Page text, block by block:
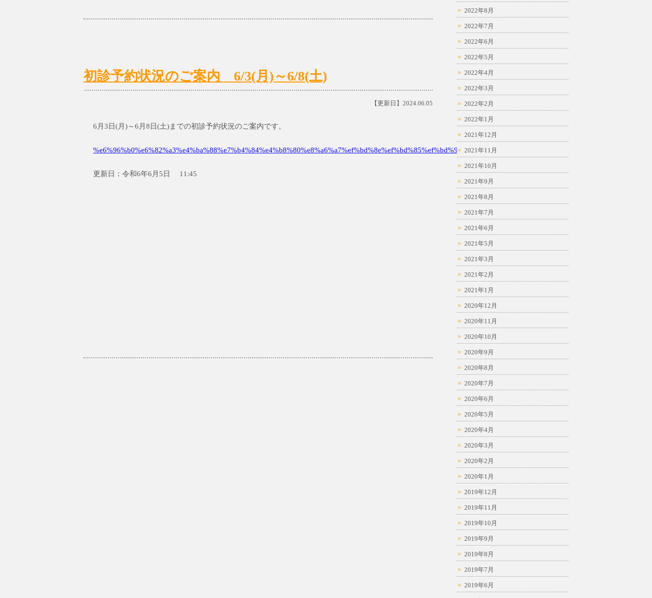
初診予約状況のご案内 6/3(月)～6/8(土)
【更新日】2024.06.05
6月3日(月)～6月8日(土)までの初診予約状況のご案内です。
%e6%96%b0%e6%82%a3%e4%ba%88%e7%b4%84%e4%b8%80%e8%a6%a7%ef%bd%8e%ef%bd%85%ef%bd%94
更新日：令和6年6月5日 11:45
2022年8月
2022年7月
2022年6月
2022年5月
2022年4月
2022年3月
2022年2月
2022年1月
2021年12月
2021年11月
2021年10月
2021年9月
2021年8月
2021年7月
2021年6月
2021年5月
2021年3月
2021年2月
2021年1月
2020年12月
2020年11月
2020年10月
2020年9月
2020年8月
2020年7月
2020年6月
2020年5月
2020年4月
2020年3月
2020年2月
2020年1月
2019年12月
2019年11月
2019年10月
2019年9月
2019年8月
2019年7月
2019年6月